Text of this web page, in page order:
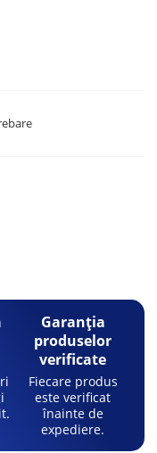
Garanția
produselor
verificate
Fiecare produs
este verificat
înainte de
expediere.